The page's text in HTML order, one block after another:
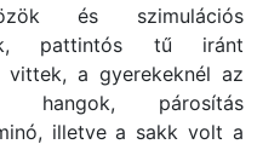
és szimulációs
pattintós tű iránt
vittek, a gyerekeknél az
hangok, párosítás
illetve a sakk volt a